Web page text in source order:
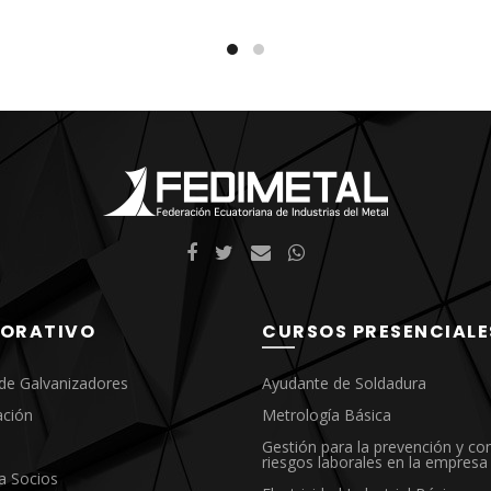
Redacción
Bases y trabajo previo
y recomendaciones
RECOLECCIÓN DE DATOS
Tipos de recolección
de datos
ELABORACIÓN
Informe de calidad
de mantenimiento
Informes de producción
Galvanizadores
Socios
CURSOS
Ayudante de Soldadura
Metrología Básica
Gestión para la prevención y
riesgos laborales en la empresa